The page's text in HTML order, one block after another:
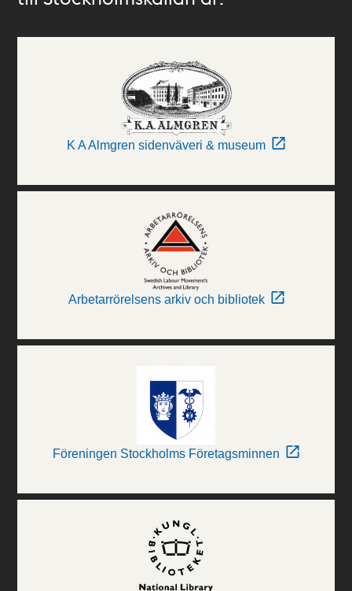
K A Almgren sidenväveri & museum
Arbetarrörelsens arkiv och bibliotek
Föreningen Stockholms Företagsminnen